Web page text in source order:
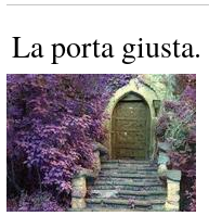
La porta giusta.